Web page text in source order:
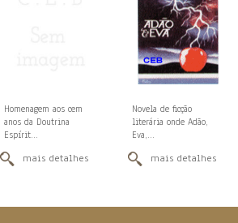
Homenagem aos cem
anos da Doutrina
Espírit...
mais detalhes
Novela de ficção
literária onde Adão,
Eva,...
mais detalhes